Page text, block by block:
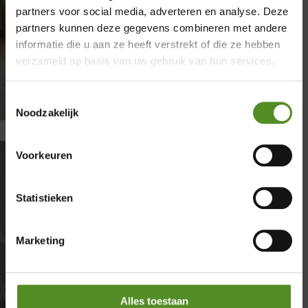
partners voor social media, adverteren en analyse. Deze
partners kunnen deze gegevens combineren met andere
informatie die u aan ze heeft verstrekt of die ze hebben
verzameld op basis van uw gebruik van hun services.
Noodzakelijk
Voorkeuren
Statistieken
Marketing
Alles toestaan
Matras en topper gifvrij
voorkom een gifstoffen matras Een gifvrij
matras is geen luxe, maar een bewuste keuze
voor uw gezondheid. Steeds vaker blijkt
Showroom Breda
Vrijdag 12:00 – 17:00
Zondag 12:00 – 17:00
×